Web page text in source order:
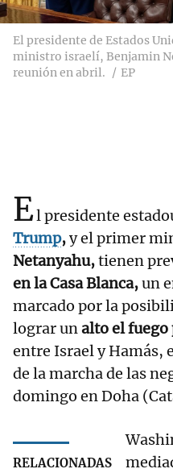
El presidente de Estados
ministro israelí, Benjamin
reunión en abril.
EP
El presidente
Trump,y el primer
Netanyahu,tienen
en la Casa Blanca,un
marcado por la
lograr unalto el
entre Israel y Hamás,
de la marcha de las
domingo en Doha
RELACIONADAS